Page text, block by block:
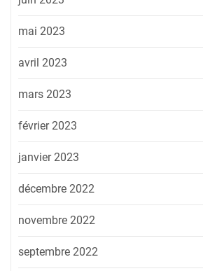
mai 2023
avril 2023
mars 2023
février 2023
janvier 2023
décembre 2022
novembre 2022
septembre 2022